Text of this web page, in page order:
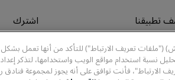
تطبيقنا اشترك
لا تفوّت
عروضنا
("ملفات تعريف الارتباط") للتأكد من أنها تعمل
نسبة استخدام مواقع الويب واستخدامها، لتذكر
الارتباط"، فأنت توافق على أنه يجوز لمجموعة